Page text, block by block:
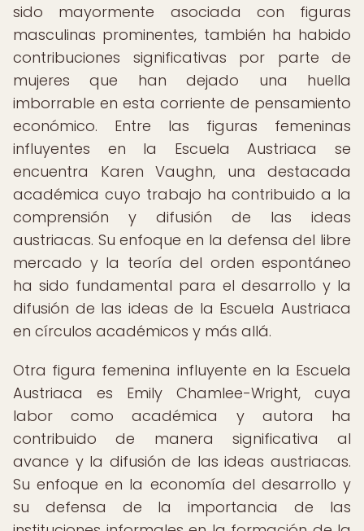
sido mayormente asociada con figuras
masculinas prominentes, también ha habido
contribuciones significativas por parte de
mujeres que han dejado una huella
imborrable en esta corriente de pensamiento
económico. Entre las figuras femeninas
influyentes en la Escuela Austriaca se
encuentra Karen Vaughn, una destacada
académica cuyo trabajo ha contribuido a la
comprensión y difusión de las ideas
austriacas. Su enfoque en la defensa del libre
mercado y la teoría del orden espontáneo
ha sido fundamental para el desarrollo y la
difusión de las ideas de la Escuela Austriaca
en círculos académicos y más allá.
Otra figura femenina influyente en la Escuela
Austriaca es Emily Chamlee-Wright, cuya
labor como académica y autora ha
contribuido de manera significativa al
avance y la difusión de las ideas austriacas.
Su enfoque en la economía del desarrollo y
su defensa de la importancia de las